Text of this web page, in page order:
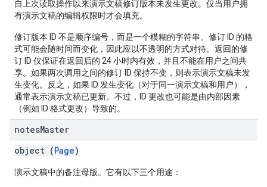
自上次读取操作以来演示文稿修订版本未发生更改。仅当用户拥
有演示文稿的编辑权限时才会填充。
修订版本 ID 不是顺序编号，而是一个模糊的字符串。修订 ID 的格
式可能会随时间而变化，因此应以不透明的方式对待。返回的修
订 ID 仅保证在返回后的 24 小时内有效，并且不能在用户之间共
享。如果两次调用之间的修订 ID 保持不变，则表示演示文稿未发
生变化。反之，如果 ID 发生变化（对于同一演示文稿和用户），
通常表示演示文稿已更新。不过，ID 更改也可能是由内部因素
（例如 ID 格式更改）导致的。
notesMaster
object (Page)
演示文稿中的备注母版。它有以下三个用途：